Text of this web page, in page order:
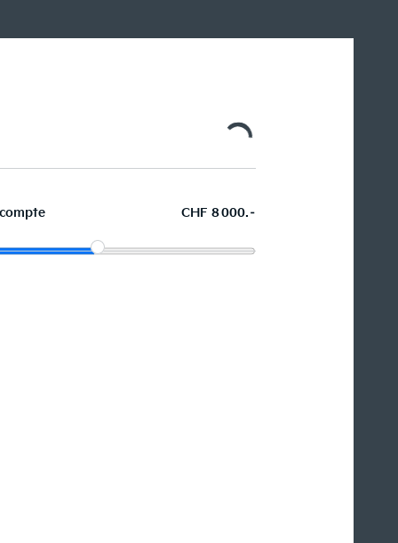
CHF 8 000.–